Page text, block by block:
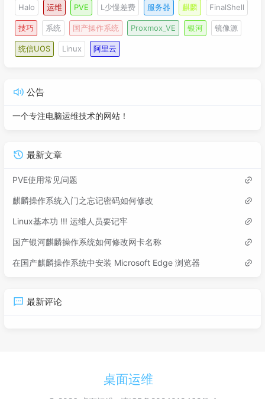
Halo 运维 PVE L少慢差费 服务器 麒麟 FinalShell
技巧 系统 国产操作系统 Proxmox_VE 银河 镜像源
统信UOS Linux 阿里云
公告
一个专注电脑运维技术的网站！
最新文章
PVE使用常见问题
麒麟操作系统入门之忘记密码如何修改
Linux基本功 !!! 运维人员要记牢
国产银河麒麟操作系统如何修改网卡名称
在国产麒麟操作系统中安装 Microsoft Edge 浏览器
最新评论
桌面运维